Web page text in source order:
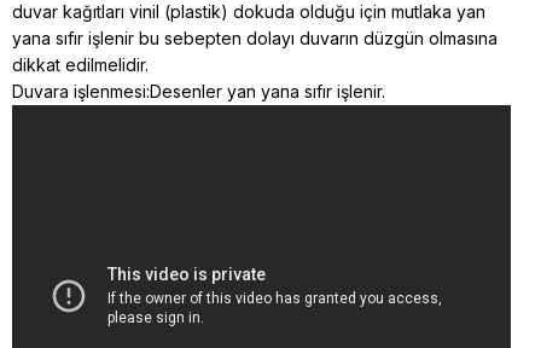
duvar kağıtları vinil (plastik) dokuda olduğu için mutlaka yan
yana sıfır işlenir bu sebepten dolayı duvarın düzgün olmasına
dikkat edilmelidir.
Duvara işlenmesi:Desenler yan yana sıfır işlenir.